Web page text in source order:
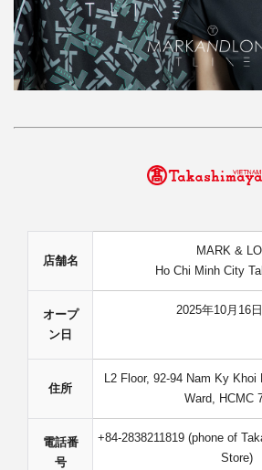
店舗名
MARK &
Ho Chi Minh City
オープ
ン日
2025年10月16日
住所
L2 Floor, 92-94 Nam Ky
Ward, HCMC
電話番
号
+84-2838211819 (phone of
Store)